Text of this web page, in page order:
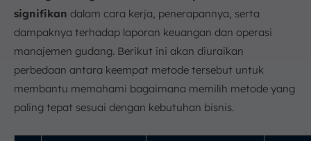
signifikan dalam cara kerja, penerapannya, serta
dampaknya terhadap laporan keuangan dan operasi
manajemen gudang. Berikut ini akan diuraikan
perbedaan antara keempat metode tersebut untuk
membantu memahami bagaimana memilih metode yang
paling tepat sesuai dengan kebutuhan bisnis.